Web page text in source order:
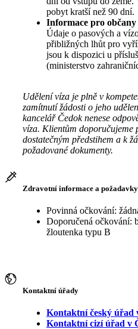
pobyt kratší než 90 dní.
Informace pro občany
Údaje o pasových a
přibližných lhůt pro
jsou k dispozici u
(ministerstvo
Udělení víza je plně v
zamítnutí žádosti o jeho
kancelář Čedok nenese
víza. Klientům doporučujeme
dostatečným předstihem a k
požadované dokumenty.
Zdravotní informace a požadavky
Povinná očkování:
Doporučená očkování:
žloutenka typu B
Kontaktní úřady
Kontaktní český úřad
Kontaktní cizí úřad v